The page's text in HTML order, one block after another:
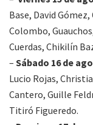
Base, David
Colombo,
Cuerdas, Chikilín
– Sábado 16 de
Lucio Rojas,
Cantero, Guille
Titiró Figueredo.